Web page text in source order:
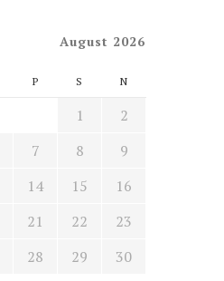
August 2026
P S N
1
2
7 8
9
14 15
16
21 22
23
28 29 30